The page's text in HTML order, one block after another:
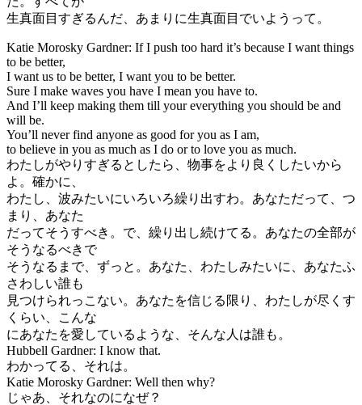
生真面目すぎるんだ、あまりに生真面目でいようって。
Katie Morosky Gardner: If I push too hard it’s because I want things
to be better,
I want us to be better, I want you to be better.
Sure I make waves you have I mean you have to.
And I’ll keep making them till your everything you should be and
will be.
You’ll never find anyone as good for you as I am,
to believe in you as much as I do or to love you as much.
わたしがやりすぎるとしたら、物事をより良くしたいから
よ。確かに、
わたし、波みたいにいろいろ繰り出すわ。あなただって、つ
まり、あなた
だってそうすべき。で、繰り出し続けてる。あなたの全部が
そうなるべきで
そうなるまで、ずっと。あなた、わたしみたいに、あなたふ
さわしい誰も
見つけられっこない。あなたを信じる限り、わたしが尽くす
くらい、こんな
にあなたを愛しているような、そんな人は誰も。
Hubbell Gardner: I know that.
わかってる、それは。
Katie Morosky Gardner: Well then why?
じゃあ、それなのになぜ？